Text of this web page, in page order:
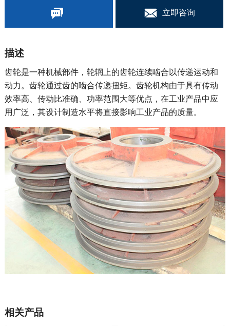
立即咨询
描述
齿轮是一种机械部件，轮辋上的齿轮连续啮合以传递运动和
动力。 齿轮通过齿的啮合传递扭矩。 齿轮机构由于具有传动
效率高、传动比准确、功率范围大等优点，在工业产品中应
用广泛，其设计制造水平将直接影响工业产品的质量。
相关产品